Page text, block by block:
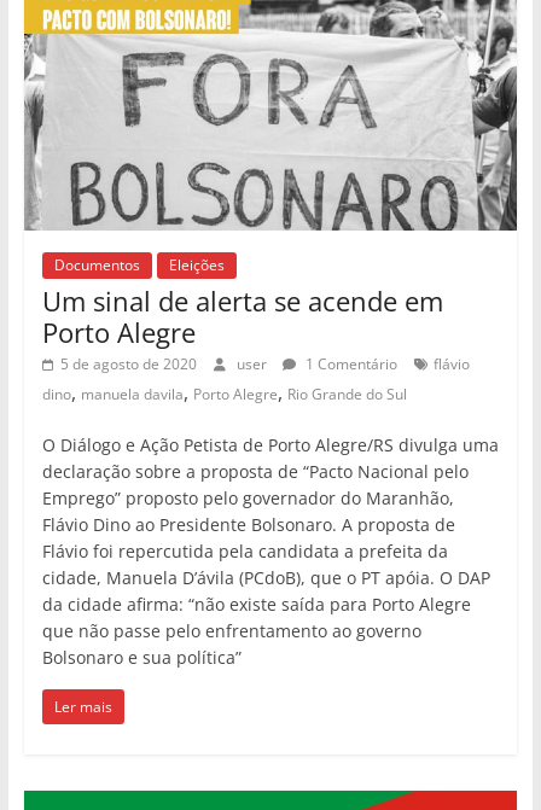
Documentos Eleições
Um sinal de alerta se acende em
Porto Alegre
5 de agosto de 2020 user 1 Comentário
flávio
dino, manuela davila, Porto Alegre, Rio Grande do Sul
O Diálogo e Ação Petista de Porto Alegre/RS divulga uma
declaração sobre a proposta de “Pacto Nacional pelo
Emprego” proposto pelo governador do Maranhão,
Flávio Dino ao Presidente Bolsonaro. A proposta de
Flávio foi repercutida pela candidata a prefeita da
cidade, Manuela D’ávila (PCdoB), que o PT apóia. O DAP
da cidade afirma: “não existe saída para Porto Alegre
que não passe pelo enfrentamento ao governo
Bolsonaro e sua política”
Ler mais